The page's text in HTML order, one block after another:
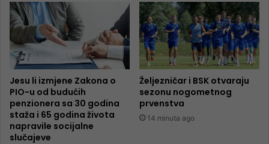
Jesu li izmjene Zakona o
PIO-u od budućih
penzionera sa 30 godina
staža i 65 godina života
napravile socijalne
slučajeve
Željezničar i BSK otvaraju
sezonu nogometnog
prvenstva
14 minuta ago